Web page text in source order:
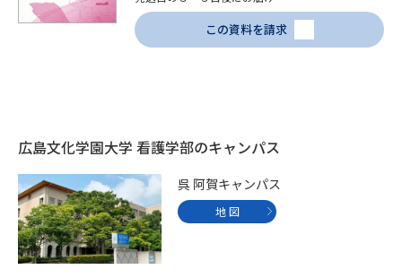
志望校・出願校を調べる
新生活お役立ちガイド
学問発見
この資料を請求
広島文化学園大学 看護学部のキャンパス
呉 阿賀キャンパス
地 図